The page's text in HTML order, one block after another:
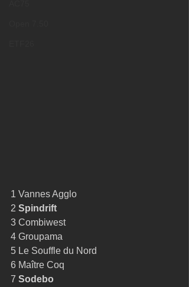
1 Vannes Agglo
2 Spindrift
3 Combiwest
4 Groupama
5 Le Souffle du Nord
6 Maître Coq
7 Sodebo